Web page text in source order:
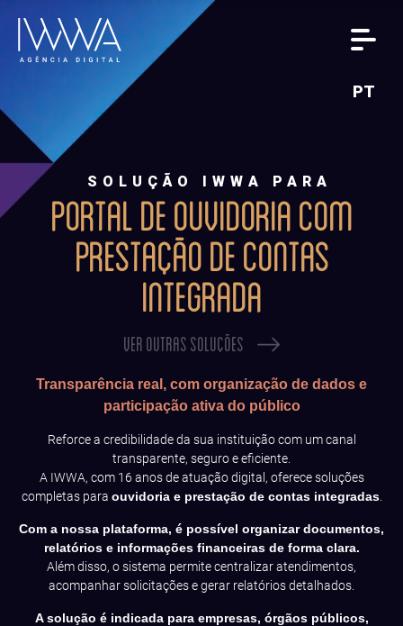
PT
SOLUÇÃO IWWA PARA
PORTAL DE OUVIDORIA COM
PRESTAÇÃO DE CONTAS
INTEGRADA
VER OUTRAS SOLUÇÕES
Transparência real, com organização de dados e
participação ativa do público
Reforce a credibilidade da sua instituição com um canal
transparente, seguro e eficiente.
A IWWA, com 16 anos de atuação digital, oferece soluções
completas para ouvidoria e prestação de contas integradas.
Com a nossa plataforma, é possível organizar documentos,
relatórios e informações financeiras de forma clara.
Além disso, o sistema permite centralizar atendimentos,
acompanhar solicitações e gerar relatórios detalhados.
A solução é indicada para empresas, órgãos públicos,